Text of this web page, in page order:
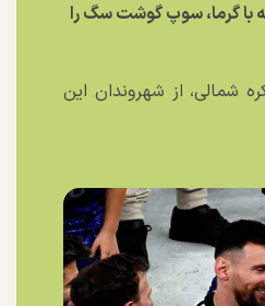
با گرما، سوپ گوشت سگ را
شمالی، از شهروندان این